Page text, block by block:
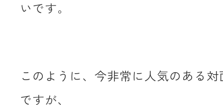
いです。
このように、今非常に人気のある
ですが、